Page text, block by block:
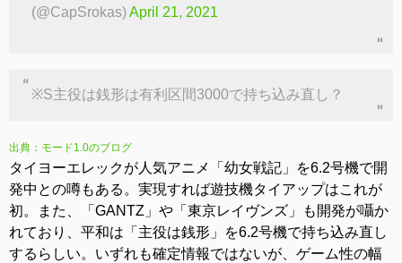
(@CapSrokas)April 21, 2021
※S主役は銭形は有利区間3000で持ち込み直し？
出典：モード1.0のブログ
タイヨーエレックが人気アニメ「幼女戦記」を6.2号機で開
発中との噂もある。実現すれば遊技機タイアップはこれが
初。また、「GANTZ」や「東京レイヴンズ」も開発が囁か
れており、平和は「主役は銭形」を6.2号機で持ち込み直し
するらしい。いずれも確定情報ではないが、ゲーム性の幅